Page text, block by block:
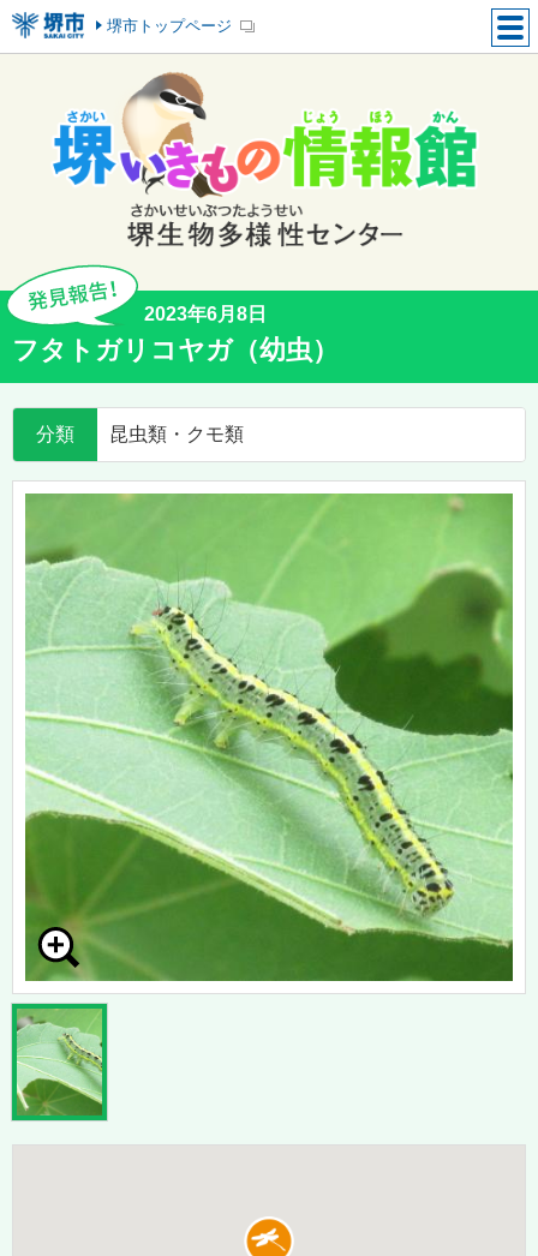
堺市トップページ
2023年6月8日
フタトガリコヤガ（幼虫）
分類 昆虫類・クモ類